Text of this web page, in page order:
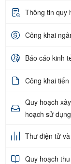
Thông tin quy
Công khai
Báo cáo kinh
Công khai
Quy hoạch
hoạch sử
Thư điện tử
Quy hoạch